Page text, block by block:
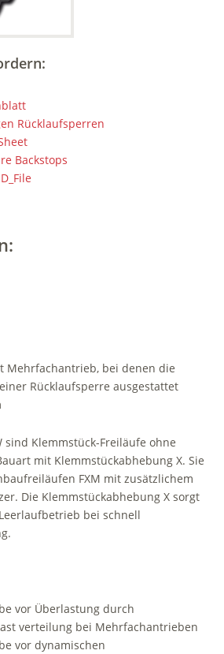
Rücklaufsperren
Backstops
Mehrfachantrieb, bei denen die
Rücklaufsperre ausgestattet
sind Klemmstück-Freiläufe ohne
mit Klemmstückabhebung X. Sie
FXM mit zusätzlichem
Die Klemmstückabhebung X sorgt
bei schnell
vor Überlastung durch
verteilung bei Mehrfachantrieben
vor dynamischen